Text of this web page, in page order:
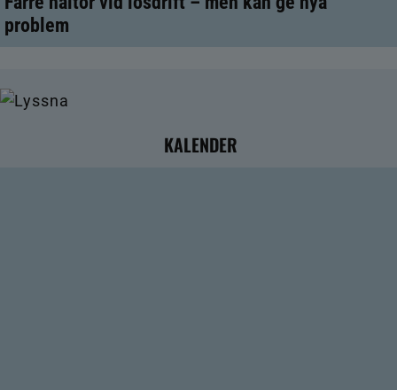
problem
KALENDER